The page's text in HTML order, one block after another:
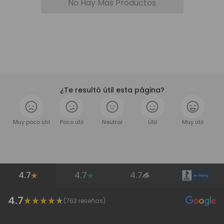
No Hay Más Productos
¿Te resultó útil esta página?
Muy poco útil Poco útil Neutral Útil Muy útil
4.7 4.7 4.7
4.7 (763 reseñas)